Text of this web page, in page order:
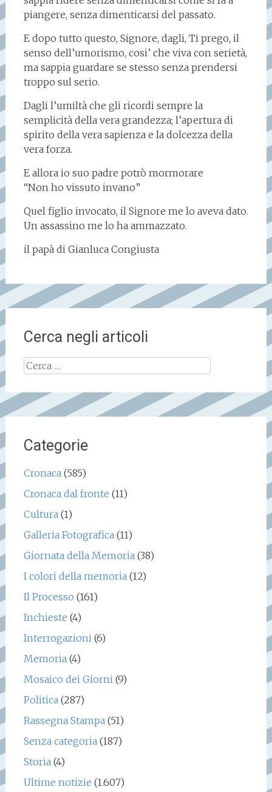
piangere, senza dimenticarsi del passato.
E dopo tutto questo, Signore, dagli, Ti prego, il
senso dell’umorismo, cosi’ che viva con serietà,
ma sappia guardare se stesso senza prendersi
troppo sul serio.
Dagli l’umiltà che gli ricordi sempre la
semplicità della vera grandezza; l’apertura di
spirito della vera sapienza e la dolcezza della
vera forza.
E allora io suo padre potrò mormorare
“Non ho vissuto invano”
Quel figlio invocato, il Signore me lo aveva dato.
Un assassino me lo ha ammazzato.
il papà di Gianluca Congiusta
Cerca negli articoli
Ricerca
Categorie
Cronaca(585)
Cronaca dal fronte (11)
Cultura(1)
Galleria Fotografica(11)
Giornata della Memoria(38)
I colori della memoria(12)
Il Processo (161)
Inchieste (4)
Interrogazioni(6)
Memoria(4)
Mosaico dei Giorni(9)
Politica(287)
Rassegna Stampa(51)
Senza categoria(187)
Storia(4)
Ultime notizie (1.607)